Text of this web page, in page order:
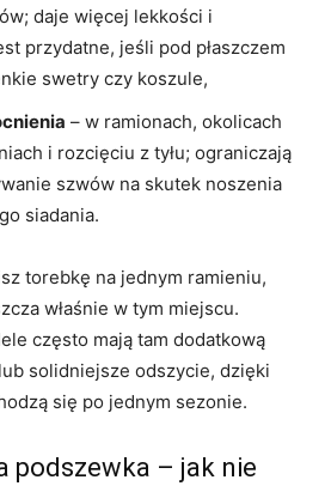
daje więcej lekkości i
przydatne, jeśli pod płaszczem
swetry czy koszule,
– w ramionach, okolicach
i rozcięciu z tyłu; ograniczają
szwów na skutek noszenia
siadania.
torebkę na jednym ramieniu,
właśnie w tym miejscu.
często mają tam dodatkową
solidniejsze odszycie, dzięki
się po jednym sezonie.
podszewka – jak nie